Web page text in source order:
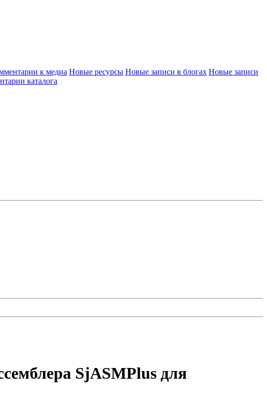
к медиа Новые ресурсы Новые записи в блогах Новые записи
каталога
SjASMPlus для